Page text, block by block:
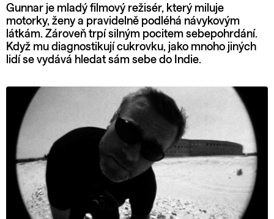
Gunnar je mladý filmový režisér, který miluje
motorky, ženy a pravidelně podléhá návykovým
látkám. Zároveň trpí silným pocitem sebepohrdání.
Když mu diagnostikují cukrovku, jako mnoho jiných
lidí se vydává hledat sám sebe do Indie.